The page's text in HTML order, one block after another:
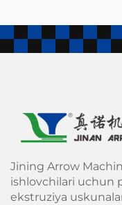
Jining Arrow
ishlovchilari uchun
ekstruziya